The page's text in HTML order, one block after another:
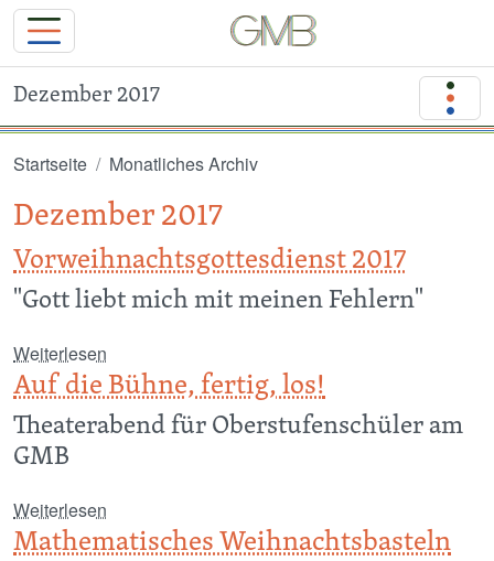
Dezember 2017
Startseite Monatliches Archiv
Dezember 2017
Vorweihnachtsgottesdienst 2017
"Gott liebt mich mit meinen Fehlern"
Weiterlesen
Auf die Bühne, fertig, los!
Theaterabend für Oberstufenschüler am
GMB
Weiterlesen
Mathematisches Weihnachtsbasteln